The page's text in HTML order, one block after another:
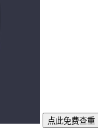
点此免费查重